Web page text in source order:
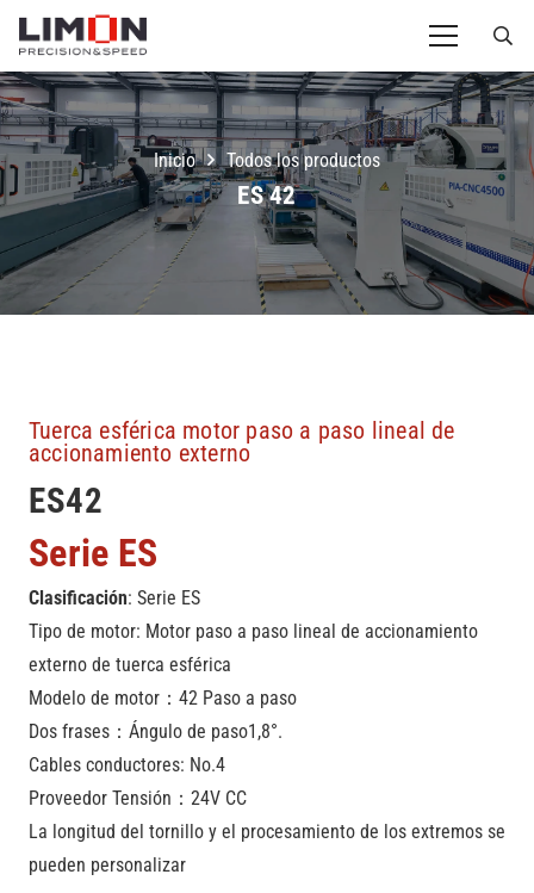
Inicio Todos los productos
ES 42
Tuerca esférica motor paso a paso lineal de
accionamiento externo
ES42
Serie ES
Clasificación: Serie ES
Tipo de motor: Motor paso a paso lineal de accionamiento
externo de tuerca esférica
Modelo de motor：42 Paso a paso
Dos frases：Ángulo de paso1,8°.
Cables conductores: No.4
Proveedor Tensión：24V CC
La longitud del tornillo y el procesamiento de los extremos se
pueden personalizar